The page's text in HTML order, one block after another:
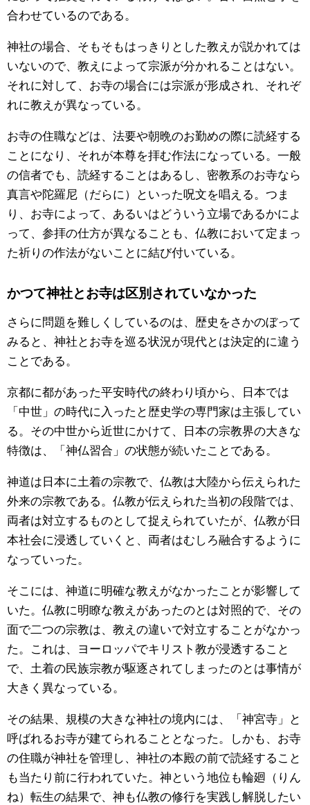
合わせているのである。
神社の場合、そもそもはっきりとした教えが説かれては
いないので、教えによって宗派が分かれることはない。
それに対して、お寺の場合には宗派が形成され、それぞ
れに教えが異なっている。
お寺の住職などは、法要や朝晩のお勤めの際に読経する
ことになり、それが本尊を拝む作法になっている。一般
の信者でも、読経することはあるし、密教系のお寺なら
真言や陀羅尼（だらに）といった呪文を唱える。つま
り、お寺によって、あるいはどういう立場であるかによ
って、参拝の仕方が異なることも、仏教において定まっ
た祈りの作法がないことに結び付いている。
かつて神社とお寺は区別されていなかった
さらに問題を難しくしているのは、歴史をさかのぼって
みると、神社とお寺を巡る状況が現代とは決定的に違う
ことである。
京都に都があった平安時代の終わり頃から、日本では
「中世」の時代に入ったと歴史学の専門家は主張してい
る。その中世から近世にかけて、日本の宗教界の大きな
特徴は、「神仏習合」の状態が続いたことである。
神道は日本に土着の宗教で、仏教は大陸から伝えられた
外来の宗教である。仏教が伝えられた当初の段階では、
両者は対立するものとして捉えられていたが、仏教が日
本社会に浸透していくと、両者はむしろ融合するように
なっていった。
そこには、神道に明確な教えがなかったことが影響して
いた。仏教に明瞭な教えがあったのとは対照的で、その
面で二つの宗教は、教えの違いで対立することがなかっ
た。これは、ヨーロッパでキリスト教が浸透すること
で、土着の民族宗教が駆逐されてしまったのとは事情が
大きく異なっている。
その結果、規模の大きな神社の境内には、「神宮寺」と
呼ばれるお寺が建てられることとなった。しかも、お寺
の住職が神社を管理し、神社の本殿の前で読経すること
も当たり前に行われていた。神という地位も輪廻（りん
ね）転生の結果で、神も仏教の修行を実践し解脱したい